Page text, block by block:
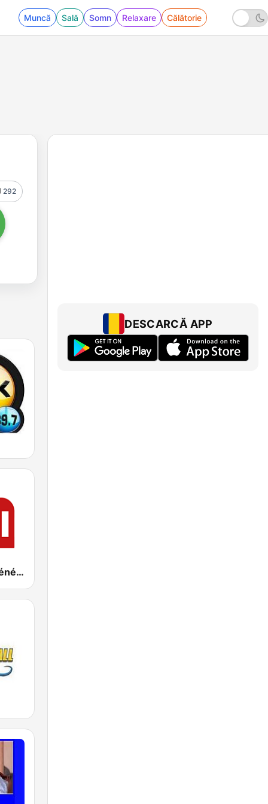
Muncă Sală Somn Relaxare Călătorie
292
RSI - Radio Sénégal Internationale
DESCARCĂ APP